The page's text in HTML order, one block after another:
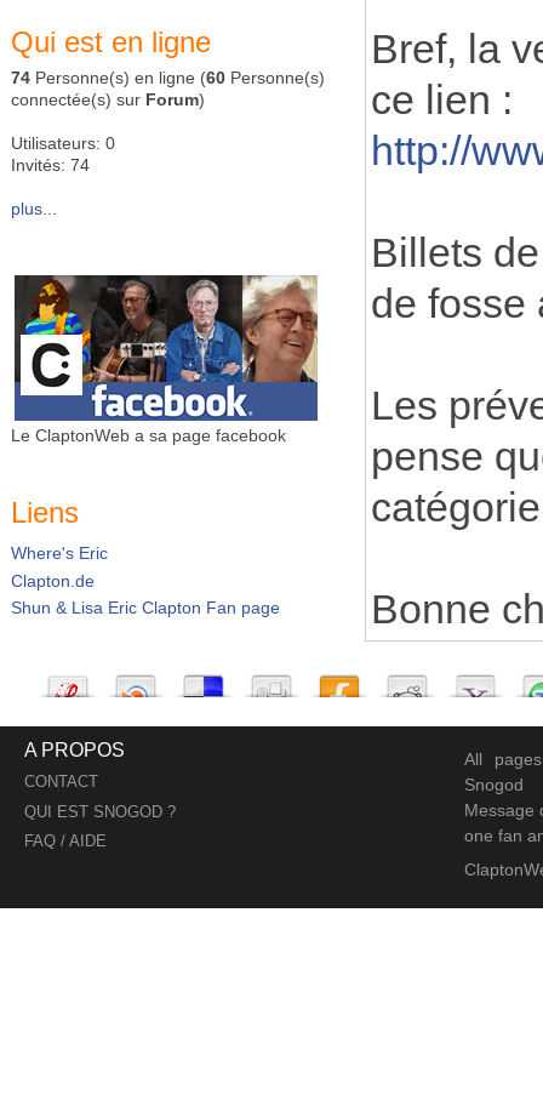
Qui est en ligne
74 Personne(s) en ligne (60 Personne(s)
connectée(s) sur Forum)
Utilisateurs: 0
Invités: 74
plus...
Le ClaptonWeb a sa page facebook
Liens
Where's Eric
Clapton.de
Shun & Lisa Eric Clapton Fan page
Bref, la
ce lien :
http://
Billets
de fosse
Les
pense
Bonne
A PROPOS
CONTACT
QUI EST SNOGOD ?
FAQ / AIDE
All
Snogod
Message
one fan